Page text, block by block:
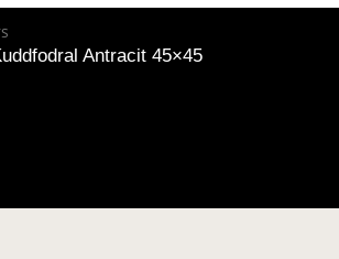
Antracit 45×45